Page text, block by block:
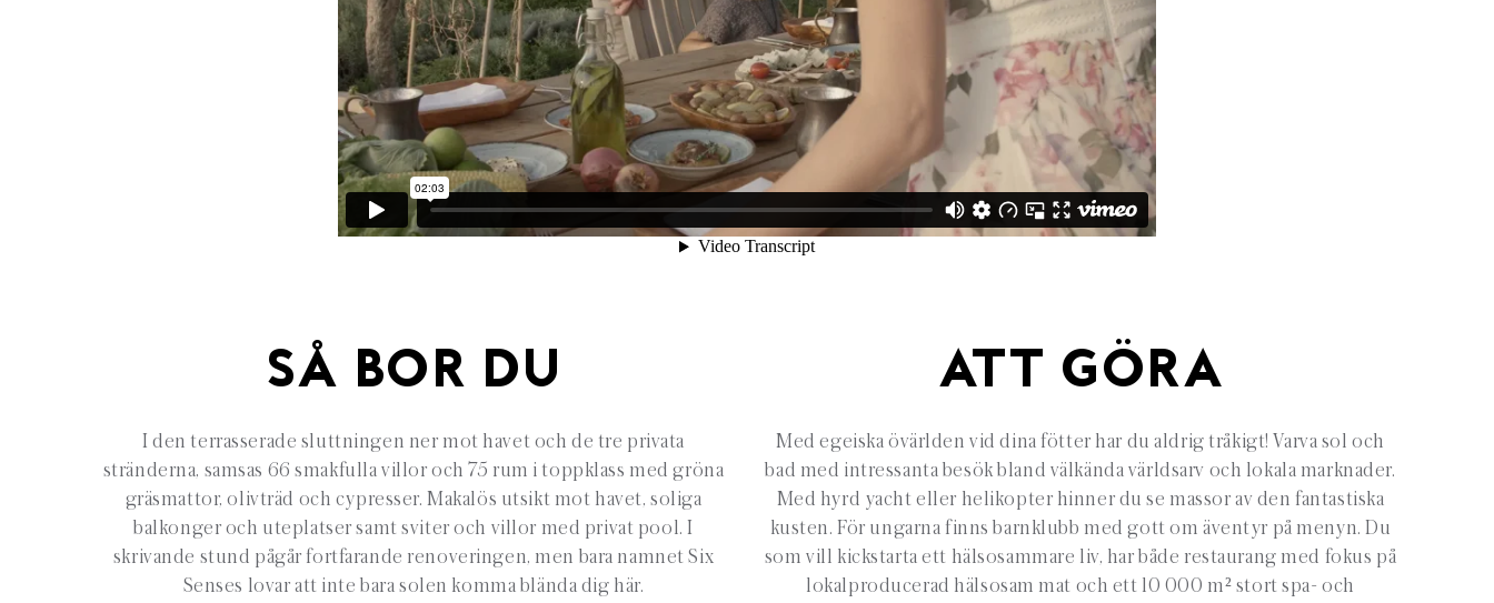
SÅ BOR DU
I den terrasserade sluttningen ner mot havet och de tre privata
stränderna, samsas 66 smakfulla villor och 75 rum i toppklass med gröna
gräsmattor, olivträd och cypresser. Makalös utsikt mot havet, soliga
balkonger och uteplatser samt sviter och villor med privat pool. I
skrivande stund pågår fortfarande renoveringen, men bara namnet Six
Senses lovar att inte bara solen komma blända dig här.
ATT GÖRA
Med egeiska övärlden vid dina fötter har du aldrig tråkigt! Varva sol och
bad med intressanta besök bland välkända världsarv och lokala marknader.
Med hyrd yacht eller helikopter hinner du se massor av den fantastiska
kusten. För ungarna finns barnklubb med gott om äventyr på menyn. Du
som vill kickstarta ett hälsosammare liv, har både restaurang med fokus på
lokalproducerad hälsosam mat och ett 10 000 m² stort spa- och